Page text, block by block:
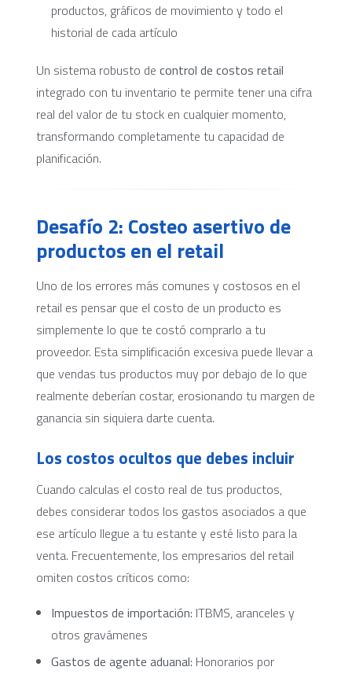
productos, gráficos de movimiento y todo el
historial de cada artículo
Un sistema robusto de control de costos retail
integrado con tu inventario te permite tener una cifra
real del valor de tu stock en cualquier momento,
transformando completamente tu capacidad de
planificación.
Desafío 2: Costeo asertivo de
productos en el retail
Uno de los errores más comunes y costosos en el
retail es pensar que el costo de un producto es
simplemente lo que te costó comprarlo a tu
proveedor. Esta simplificación excesiva puede llevar a
que vendas tus productos muy por debajo de lo que
realmente deberían costar, erosionando tu margen de
ganancia sin siquiera darte cuenta.
Los costos ocultos que debes incluir
Cuando calculas el costo real de tus productos,
debes considerar todos los gastos asociados a que
ese artículo llegue a tu estante y esté listo para la
venta. Frecuentemente, los empresarios del retail
omiten costos críticos como:
Impuestos de importación: ITBMS, aranceles y
otros gravámenes
Gastos de agente aduanal: Honorarios por